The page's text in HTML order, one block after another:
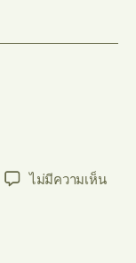
ไม่มีความเห็น